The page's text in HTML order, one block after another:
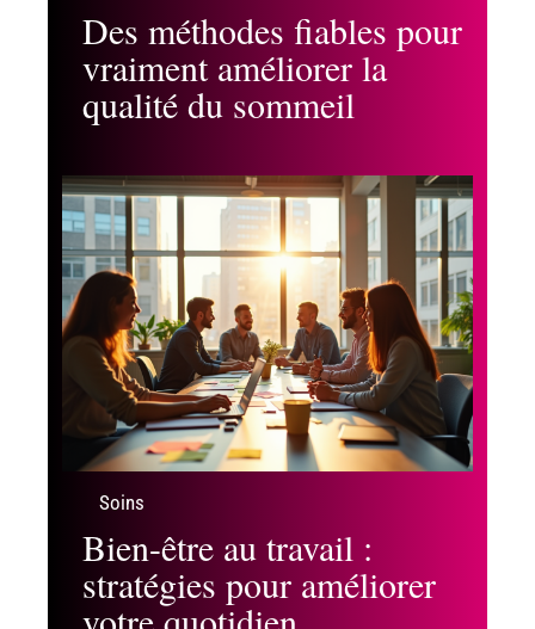
Des méthodes fiables pour
vraiment améliorer la
qualité du sommeil
Soins
Bien-être au travail :
stratégies pour améliorer